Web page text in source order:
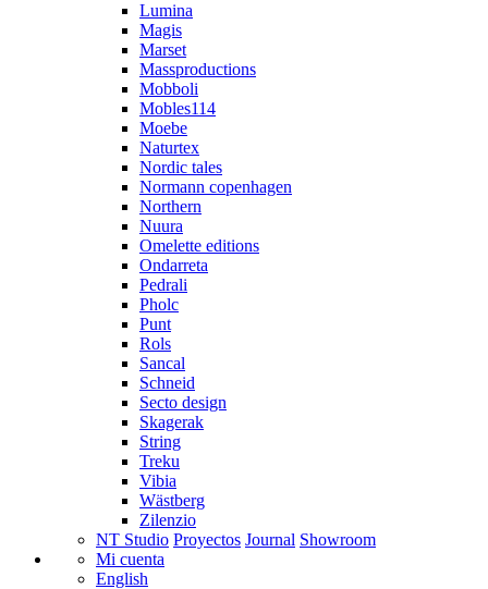
Lumina
Magis
Marset
Massproductions
Mobboli
Mobles114
Moebe
Naturtex
Nordic tales
Normann copenhagen
Northern
Nuura
Omelette editions
Ondarreta
Pedrali
Pholc
Punt
Rols
Sancal
Schneid
Secto design
Skagerak
String
Treku
Vibia
Wästberg
Zilenzio
NT Studio Proyectos Journal Showroom
Mi cuenta
English